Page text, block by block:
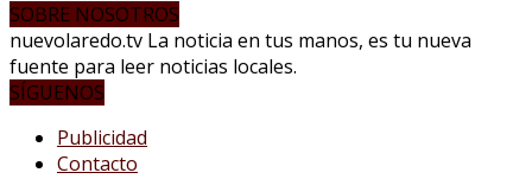
SOBRE NOSOTROS
nuevolaredo.tv La noticia en tus manos, es tu nueva
fuente para leer noticias locales.
SÍGUENOS
Publicidad
Contacto